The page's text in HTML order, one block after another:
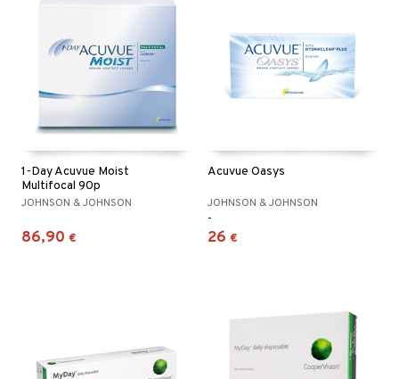
1-Day Acuvue Moist
Multifocal 90p
JOHNSON & JOHNSON
86,90 €
Acuvue Oasys
JOHNSON & JOHNSON
-
26 €